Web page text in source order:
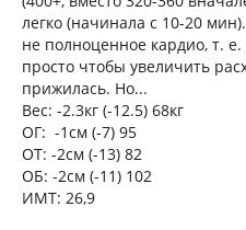
легко (начинала с 10-20
не полноценное кардио, т.
просто чтобы увеличить
прижилась. Но...
Вес: -2.3кг (-12.5) 68кг
ОГ: -1см (-7) 95
ОТ: -2см (-13) 82
ОБ: -2см (-11) 102
ИМТ: 26,9